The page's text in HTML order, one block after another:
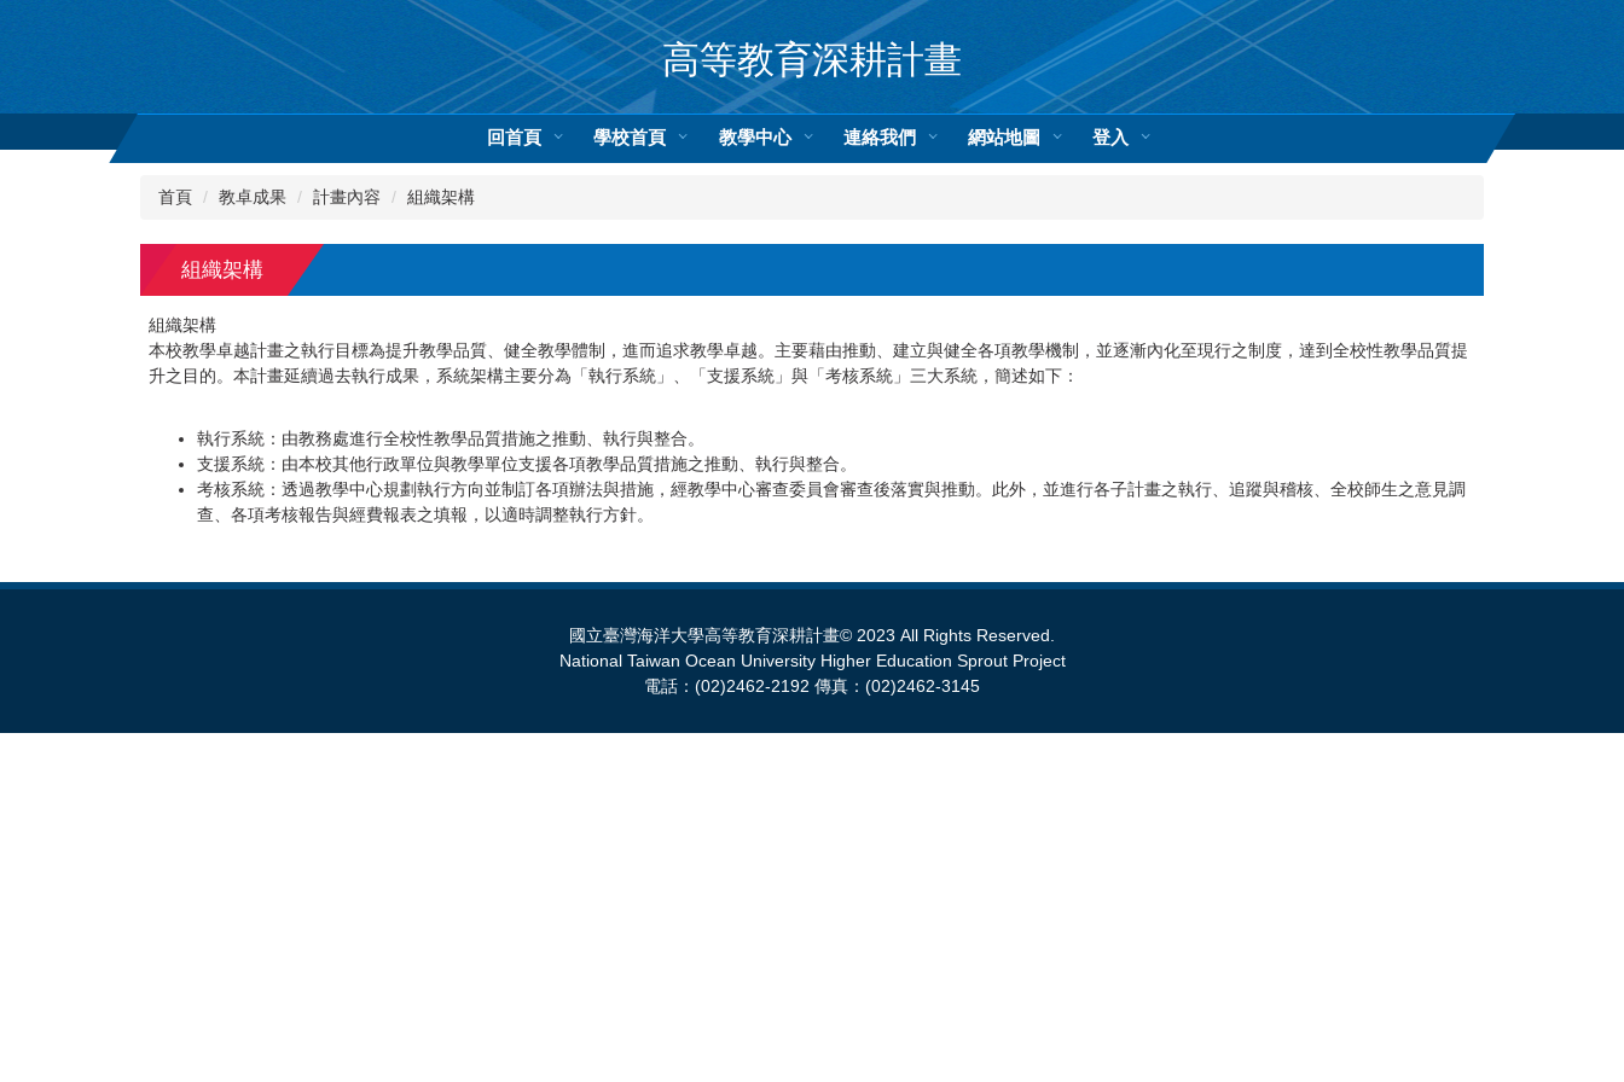
內
高等教育深耕計畫
回首頁 學校首頁 教學中心 連絡我們 網站地圖 登入
首頁 教卓成果 計畫內容 組織架構
組織架構
組織架構
本校教學卓越計畫之執行目標為提升教學品質、健全教學體制，進而追求教學卓越。主要藉由推動、建立與健全各項教學機制，並逐漸內化至現行之制度，達到全校性教學品質提
升之目的。本計畫延續過去執行成果，系統架構主要分為「執行系統」、「支援系統」與「考核系統」三大系統，簡述如下：
執行系統：由教務處進行全校性教學品質措施之推動、執行與整合。
支援系統：由本校其他行政單位與教學單位支援各項教學品質措施之推動、執行與整合。
考核系統：透過教學中心規劃執行方向並制訂各項辦法與措施，經教學中心審查委員會審查後落實與推動。此外，並進行各子計畫之執行、追蹤與稽核、全校師生之意見調
查、各項考核報告與經費報表之填報，以適時調整執行方針。
國立臺灣海洋大學高等教育深耕計畫© 2023 All Rights Reserved.
National Taiwan Ocean University Higher Education Sprout Project
電話：(02)2462-2192 傳真：(02)2462-3145